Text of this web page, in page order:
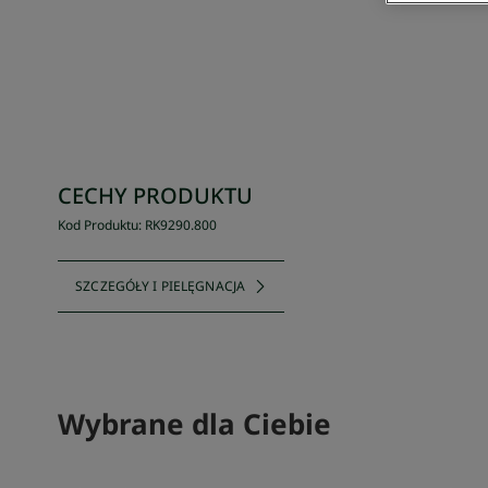
CECHY PRODUKTU
Kod Produktu: RK9290.800
SZCZEGÓŁY I PIELĘGNACJA
Wybrane dla Ciebie